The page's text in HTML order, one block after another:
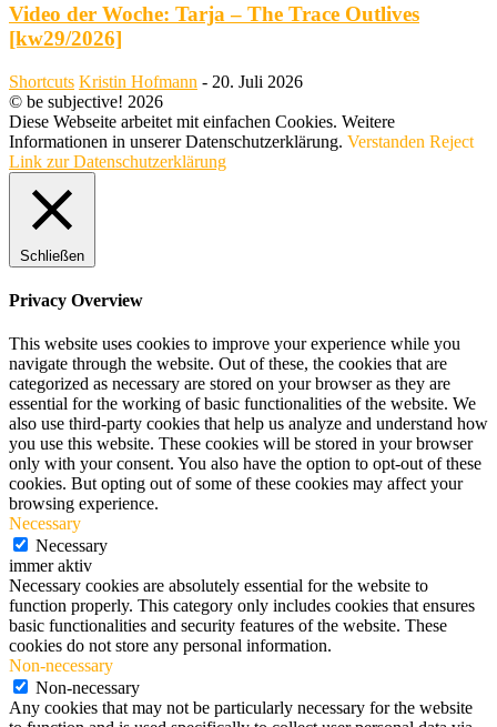
Video der Woche: Tarja – The Trace Outlives
[kw29/2026]
Shortcuts Kristin Hofmann - 20. Juli 2026
© be subjective! 2026
Diese Webseite arbeitet mit einfachen Cookies. Weitere
Informationen in unserer Datenschutzerklärung. Verstanden Reject
Link zur Datenschutzerklärung
Schließen
Privacy Overview
This website uses cookies to improve your experience while you
navigate through the website. Out of these, the cookies that are
categorized as necessary are stored on your browser as they are
essential for the working of basic functionalities of the website. We
also use third-party cookies that help us analyze and understand how
you use this website. These cookies will be stored in your browser
only with your consent. You also have the option to opt-out of these
cookies. But opting out of some of these cookies may affect your
browsing experience.
Necessary
Necessary
immer aktiv
Necessary cookies are absolutely essential for the website to
function properly. This category only includes cookies that ensures
basic functionalities and security features of the website. These
cookies do not store any personal information.
Non-necessary
Non-necessary
Any cookies that may not be particularly necessary for the website